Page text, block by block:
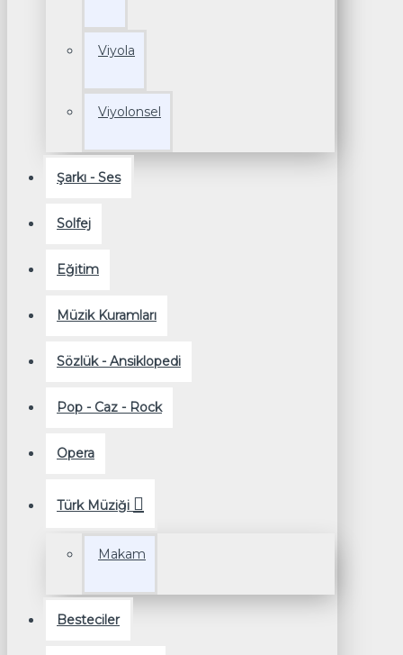
Viyola
Viyolonsel
Şarkı - Ses
Solfej
Eğitim
Müzik Kuramları
Sözlük - Ansiklopedi
Pop - Caz - Rock
Opera
Türk Müziği
Makam
Besteciler